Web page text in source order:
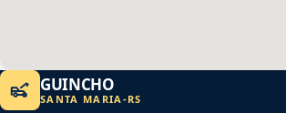
GUINCHO
SANTA MARIA -RS